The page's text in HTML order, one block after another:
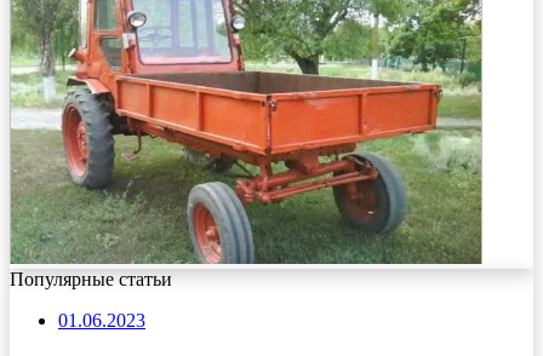
Популярные статьи
01.06.2023